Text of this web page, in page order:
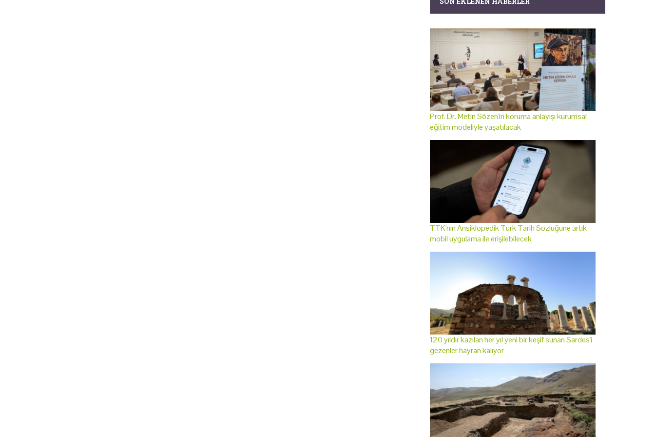
Prof. Dr. Metin Sözen'in koruma anlayışı kurumsal
eğitim modeliyle yaşatılacak
TTK'nın Ansiklopedik Türk Tarih Sözlüğüne artık
mobil uygulama ile erişilebilecek
120 yıldır kazılan her yıl yeni bir keşif sunan Sardes'i
gezenler hayran kalıyor